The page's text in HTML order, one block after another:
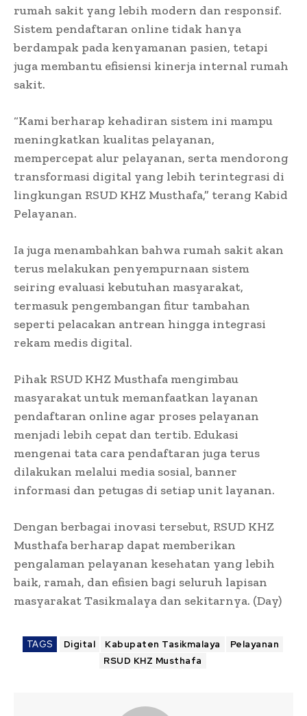
rumah sakit yang lebih modern dan responsif.
Sistem pendaftaran online tidak hanya
berdampak pada kenyamanan pasien, tetapi
juga membantu efisiensi kinerja internal rumah
sakit.
“Kami berharap kehadiran sistem ini mampu
meningkatkan kualitas pelayanan,
mempercepat alur pelayanan, serta mendorong
transformasi digital yang lebih terintegrasi di
lingkungan RSUD KHZ Musthafa,” terang Kabid
Pelayanan.
Ia juga menambahkan bahwa rumah sakit akan
terus melakukan penyempurnaan sistem
seiring evaluasi kebutuhan masyarakat,
termasuk pengembangan fitur tambahan
seperti pelacakan antrean hingga integrasi
rekam medis digital.
Pihak RSUD KHZ Musthafa mengimbau
masyarakat untuk memanfaatkan layanan
pendaftaran online agar proses pelayanan
menjadi lebih cepat dan tertib. Edukasi
mengenai tata cara pendaftaran juga terus
dilakukan melalui media sosial, banner
informasi dan petugas di setiap unit layanan.
Dengan berbagai inovasi tersebut, RSUD KHZ
Musthafa berharap dapat memberikan
pengalaman pelayanan kesehatan yang lebih
baik, ramah, dan efisien bagi seluruh lapisan
masyarakat Tasikmalaya dan sekitarnya. (Day)
TAGS Digital Kabupaten Tasikmalaya
Pelayanan
RSUD KHZ Musthafa